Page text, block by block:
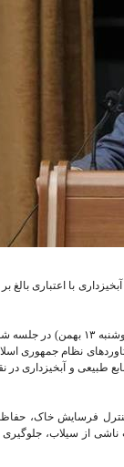
، رضا افلاطونی صبح امروز (دوشنبه
نظام جمهوری
و توسعه متوازن سرزمین است و به همین منظور ۲۰۴ پروژه
فرسایش خاک،
از سیلاب، جلوگیری